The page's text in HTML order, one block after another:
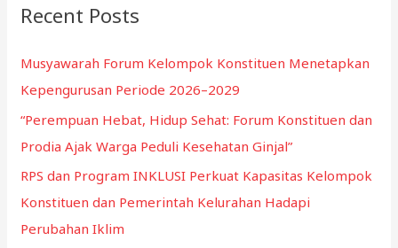
dan
hRecent Posts
Musyawarah Forum Kelompok Konstituen Menetapkan
Kepengurusan Periode 2026–2029
“Perempuan Hebat, Hidup Sehat: Forum Konstituen dan
Prodia Ajak Warga Peduli Kesehatan Ginjal”
RPS dan Program INKLUSI Perkuat Kapasitas Kelompok
Konstituen dan Pemerintah Kelurahan Hadapi
Perubahan Iklim